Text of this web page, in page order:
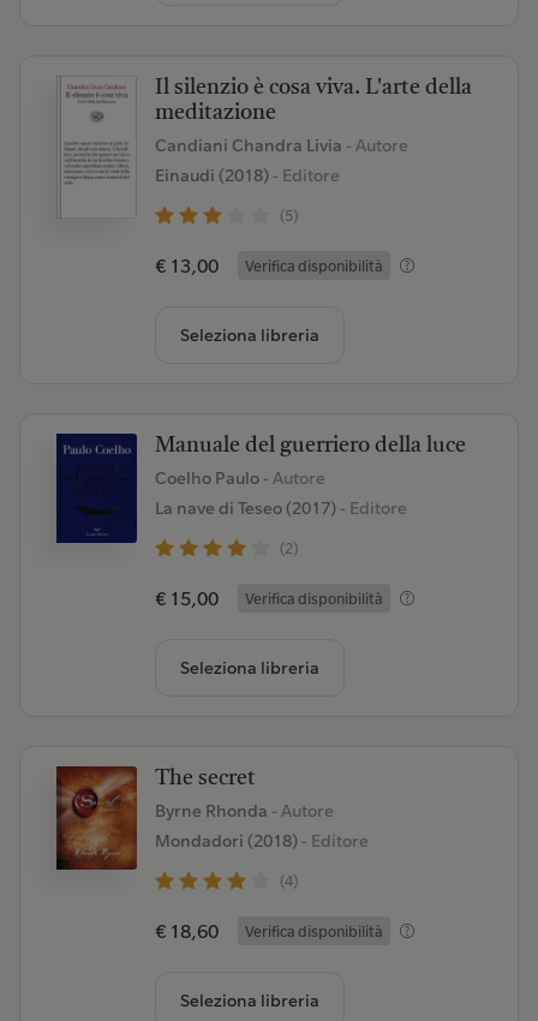
Il silenzio è cosa viva. L'arte della
meditazione
Candiani Chandra Livia - Autore
Einaudi (2018)- Editore
(5)
€ 13,00 Verifica disponibilità
Seleziona libreria
Manuale del guerriero della luce
Coelho Paulo - Autore
La nave di Teseo (2017)- Editore
(2)
€ 15,00 Verifica disponibilità
Seleziona libreria
The secret
Byrne Rhonda - Autore
Mondadori (2018)- Editore
(4)
€ 18,60 Verifica disponibilità
Seleziona libreria